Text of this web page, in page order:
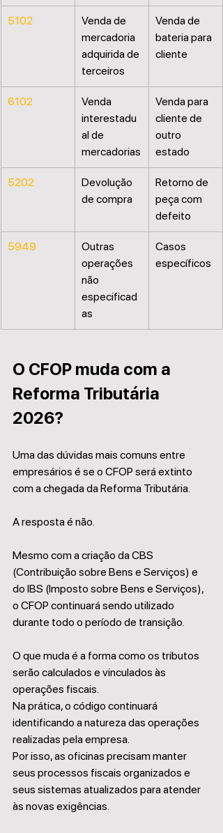
5102
Venda de
mercadoria
adquirida de
terceiros
Venda de
bateria para
cliente
6102
Venda
interestadu
al de
mercadorias
Venda para
cliente de
outro
estado
5202
Devolução
de compra
Retorno de
peça com
defeito
5949
Outras
operações
não
especificad
as
Casos
específicos
O CFOP muda com a
Reforma Tributária
2026?
Uma das dúvidas mais comuns entre
empresários é se o CFOP será extinto
com a chegada da Reforma Tributária.
A resposta é não.
Mesmo com a criação da CBS
(Contribuição sobre Bens e Serviços) e
do IBS (Imposto sobre Bens e Serviços),
o CFOP continuará sendo utilizado
durante todo o período de transição.
O que muda é a forma como os tributos
serão calculados e vinculados às
operações fiscais.
Na prática, o código continuará
identificando a natureza das operações
realizadas pela empresa.
Por isso, as oficinas precisam manter
seus processos fiscais organizados e
seus sistemas atualizados para atender
às novas exigências.